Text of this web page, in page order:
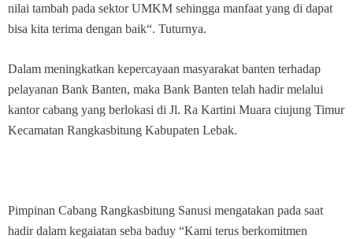
nilai tambah pada sektor UMKM sehingga manfaat yang di dapat
bisa kita terima dengan baik“. Tuturnya.
Dalam meningkatkan kepercayaan masyarakat banten terhadap
pelayanan Bank Banten, maka Bank Banten telah hadir melalui
kantor cabang yang berlokasi di Jl. Ra Kartini Muara ciujung Timur
Kecamatan Rangkasbitung Kabupaten Lebak.
Pimpinan Cabang Rangkasbitung Sanusi mengatakan pada saat
hadir dalam kegaiatan seba baduy “Kami terus berkomitmen